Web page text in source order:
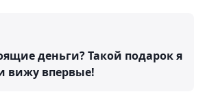
деньги? Такой подарок я
вижу впервые!